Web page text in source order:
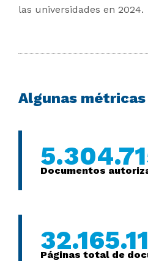
las universidades en 2024.
Algunas métricas
Documentos
Páginas total de